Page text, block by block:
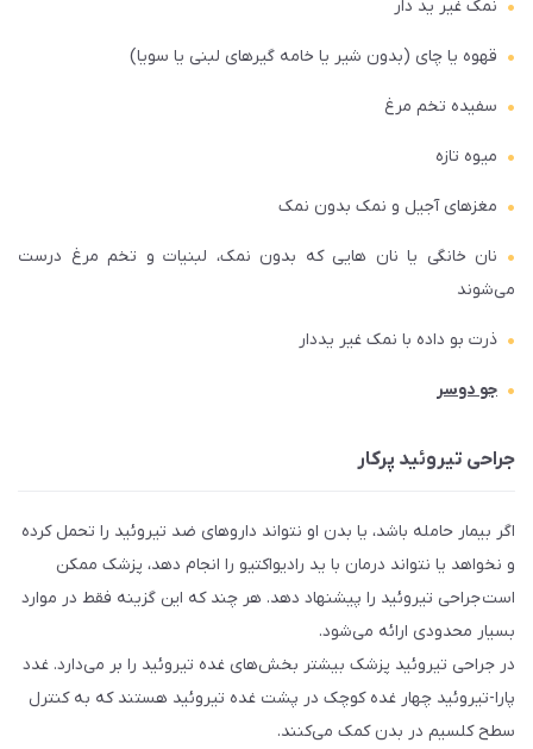
نمک غیر ید دار
قهوه یا چای (بدون شیر یا خامه گیرهای لبنی یا سویا)
سفیده تخم مرغ
میوه تازه
مغزهای آجیل و نمک بدون نمک
نان خانگی یا نان هایی که بدون نمک، لبنیات و تخم مرغ درست
می‌شوند
ذرت بو داده با نمک غیر یددار
جو دوسر
جراحی تیروئید پرکار
اگر بیمار حامله باشد، یا بدن او نتواند داروهای ضد تیروئید را تحمل کرده
و نخواهد یا نتواند درمان با ید رادیواکتیو را انجام دهد، پزشک ممکن
است جراحی تیروئید را پیشنهاد دهد. هر چند که این گزینه فقط در موارد
بسیار محدودی ارائه می‌شود.
در جراحی تیروئید پزشک بیشتر بخش‌های غده تیروئید را بر می‌دارد. غدد
پارا-تیروئید چهار غده کوچک در پشت غده تیروئید هستند که به کنترل
سطح کلسیم در بدن کمک می‌کنند.